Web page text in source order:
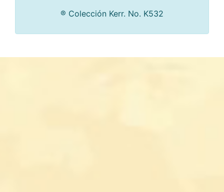
® Colección Kerr. No. K532